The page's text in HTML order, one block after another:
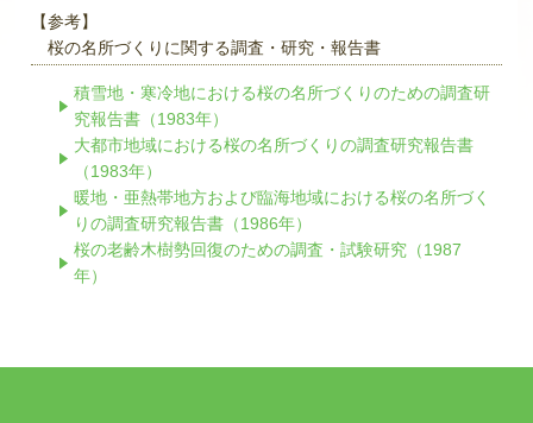
【参考】
桜の名所づくりに関する調査・研究・報告書
積雪地・寒冷地における桜の名所づくりのための調査研
究報告書（1983年）
大都市地域における桜の名所づくりの調査研究報告書
（1983年）
暖地・亜熱帯地方および臨海地域における桜の名所づく
りの調査研究報告書（1986年）
桜の老齢木樹勢回復のための調査・試験研究（1987
年）